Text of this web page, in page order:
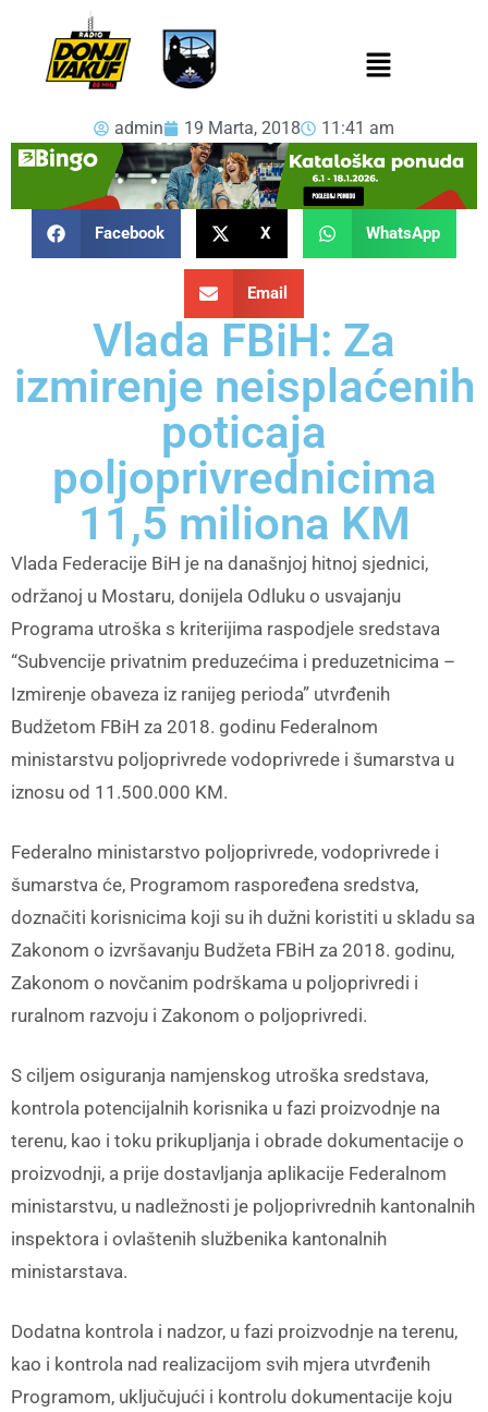
admin 19 Marta, 2018 11:41 am
Facebook X WhatsApp
Email
Vlada FBiH: Za
izmirenje neisplaćenih
poticaja
poljoprivrednicima
11,5 miliona KM
Vlada Federacije BiH je na današnjoj hitnoj sjednici,
održanoj u Mostaru, donijela Odluku o usvajanju
Programa utroška s kriterijima raspodjele sredstava
“Subvencije privatnim preduzećima i preduzetnicima –
Izmirenje obaveza iz ranijeg perioda” utvrđenih
Budžetom FBiH za 2018. godinu Federalnom
ministarstvu poljoprivrede vodoprivrede i šumarstva u
iznosu od 11.500.000 KM.
Federalno ministarstvo poljoprivrede, vodoprivrede i
šumarstva će, Programom raspoređena sredstva,
doznačiti korisnicima koji su ih dužni koristiti u skladu sa
Zakonom o izvršavanju Budžeta FBiH za 2018. godinu,
Zakonom o novčanim podrškama u poljoprivredi i
ruralnom razvoju i Zakonom o poljoprivredi.
S ciljem osiguranja namjenskog utroška sredstava,
kontrola potencijalnih korisnika u fazi proizvodnje na
terenu, kao i toku prikupljanja i obrade dokumentacije o
proizvodnji, a prije dostavljanja aplikacije Federalnom
ministarstvu, u nadležnosti je poljoprivrednih kantonalnih
inspektora i ovlaštenih službenika kantonalnih
ministarstava.
Dodatna kontrola i nadzor, u fazi proizvodnje na terenu,
kao i kontrola nad realizacijom svih mjera utvrđenih
Programom, uključujući i kontrolu dokumentacije koju